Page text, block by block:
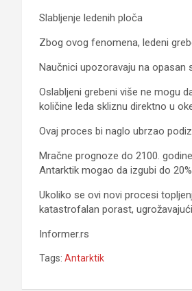
Slabljenje ledenih ploča
Zbog ovog fenomena, ledeni
Naučnici upozoravaju na opasan
Oslabljeni grebeni više ne mogu
količine leda skliznu direktno u
Ovaj proces bi naglo ubrzao
Mračne prognoze do 2100.
Antarktik mogao da izgubi do
Ukoliko se ovi novi procesi
katastrofalan porast,
Informer.rs
Tags: Antarktik